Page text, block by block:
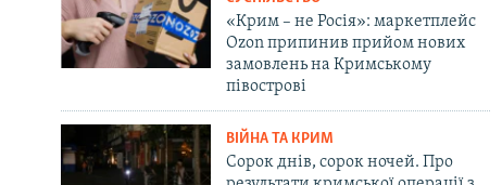
«Крим – не Росія»: маркетплейс
Ozon припинив прийом нових
замовлень на Кримському
півострові
ВІЙНА ТА КРИМ
Сорок днів, сорок ночей. Про